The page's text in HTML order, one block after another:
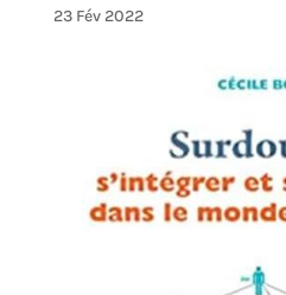
23 Fév 2022